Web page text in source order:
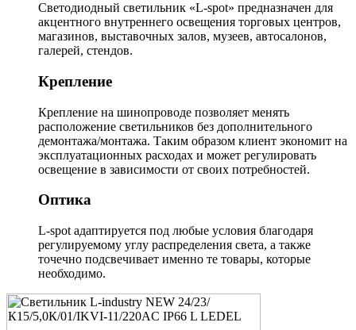
Светодиодный светильник «L-spot» предназначен для
акцентного внутреннего освещения торговых центров,
магазинов, выставочных залов, музеев, автосалонов,
галерей, стендов.
Крепление
Крепление на шинопроводе позволяет менять
расположение светильников без дополнительного
демонтажа/монтажа. Таким образом клиент экономит на
эксплуатационных расходах и может регулировать
освещение в зависимости от своих потребностей.
Оптика
L-spot адаптируется под любые условия благодаря
регулируемому углу распределения света, а также
точечно подсвечивает именно те товары, которые
необходимо.